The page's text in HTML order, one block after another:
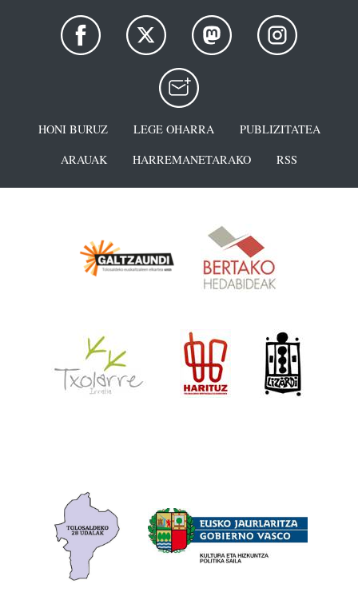
HONI BURUZ LEGE OHARRA
PUBLIZITATEA
ARAUAK
HARREMANETARAKO RSS